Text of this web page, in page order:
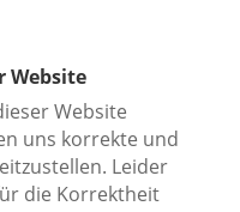
Website
Website
uns korrekte und
Leider
die Korrektheit